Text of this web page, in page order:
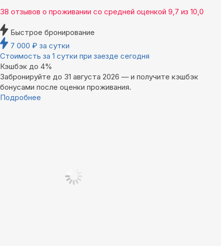
38 отзывов о проживании со средней оценкой 9,7 из 10,0
Быстрое бронирование
7 000 ₽ за сутки
Стоимость за 1 сутки при заезде сегодня
Кэшбэк до 4%
Забронируйте до 31 августа 2026 — и получите кэшбэк
бонусами после оценки проживания.
Подробнее